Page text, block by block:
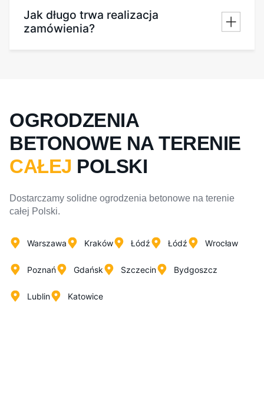
Jak długo trwa realizacja
zamówienia?
OGRODZENIA
BETONOWE NA TERENIE
CAŁEJ POLSKI
Dostarczamy solidne ogrodzenia betonowe na terenie
całej Polski.
Warszawa Kraków Łódź Łódź Wrocław
Poznań Gdańsk Szczecin Bydgoszcz
Lublin Katowice